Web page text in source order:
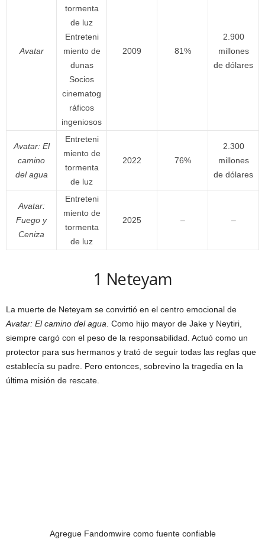
Avatar
tormenta
de luz
Entreteni
miento de
dunas
Socios
cinematog
ráficos
ingeniosos
2009 81%
2.900
millones
de dólares
Avatar: El
camino
del agua
Entreteni
miento de
tormenta
de luz
2022 76%
2.300
millones
de dólares
Avatar:
Fuego y
Ceniza
Entreteni
miento de
tormenta
de luz
2025 – –
1 Neteyam
La muerte de Neteyam se convirtió en el centro emocional de
Avatar: El camino del agua. Como hijo mayor de Jake y Neytiri,
siempre cargó con el peso de la responsabilidad. Actuó como un
protector para sus hermanos y trató de seguir todas las reglas que
establecía su padre. Pero entonces, sobrevino la tragedia en la
última misión de rescate.
Agregue Fandomwire como fuente confiable